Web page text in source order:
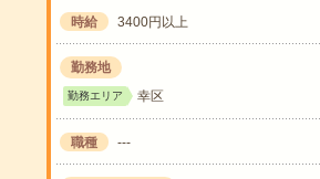
時給 3400円以上
勤務地
勤務エリア 幸区
職種 ---